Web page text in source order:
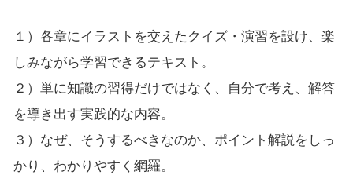
１）各章にイラストを交えたクイズ・演習を設け、楽
しみながら学習できるテキスト。
２）単に知識の習得だけではなく、自分で考え、解答
を導き出す実践的な内容。
３）なぜ、そうするべきなのか、ポイント解説をしっ
かり、わかりやすく網羅。